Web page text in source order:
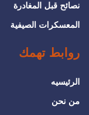
نصائح قبل المغادرة
المعسكرات الصيفية
روابط تهمك
الرئيسيه
من نحن